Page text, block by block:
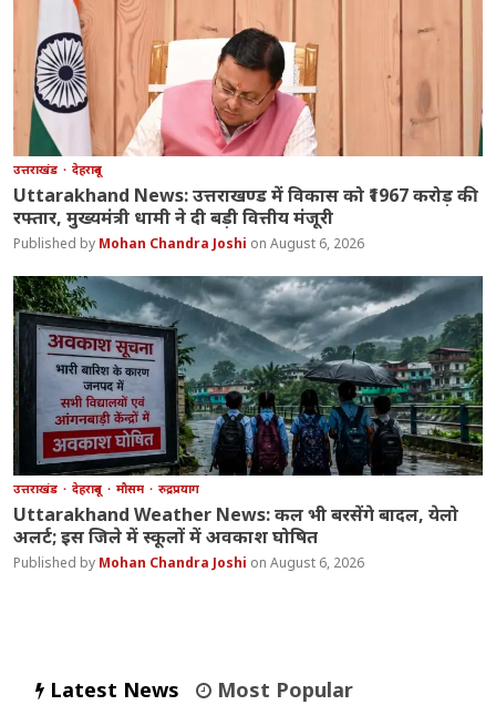
उत्तराखंड देहरादून
Uttarakhand News: उत्तराखण्ड में विकास को ₹1967 करोड़ की
रफ्तार, मुख्यमंत्री धामी ने दी बड़ी वित्तीय मंजूरी
Mohan Chandra Joshi August 6, 2026
उत्तराखंड देहरादून मौसम रुद्रप्रयाग
Uttarakhand Weather News: कल भी बरसेंगे बादल, येलो
अलर्ट; इस जिले में स्कूलों में अवकाश घोषित
Mohan Chandra Joshi August 6, 2026
Latest News Most Popular